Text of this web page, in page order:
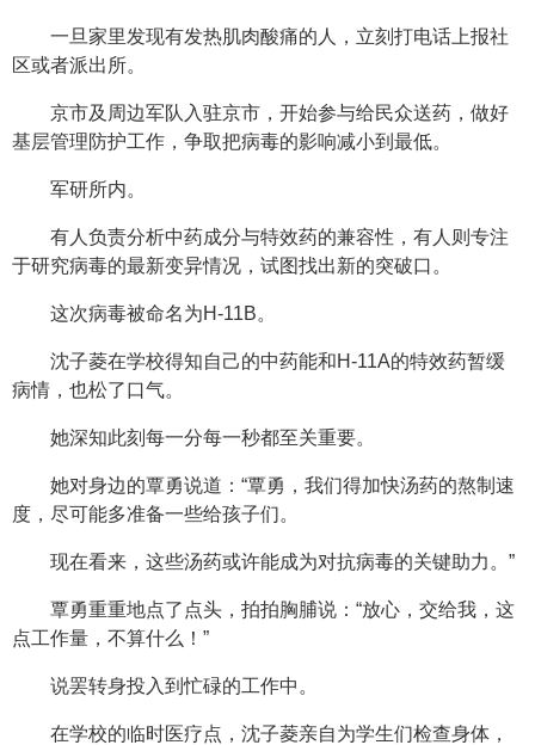
一旦家里发现有发热肌肉酸痛的人，立刻打电话上报社
区或者派出所。
京市及周边军队入驻京市，开始参与给民众送药，做好
基层管理防护工作，争取把病毒的影响减小到最低。
军研所内。
有人负责分析中药成分与特效药的兼容性，有人则专注
于研究病毒的最新变异情况，试图找出新的突破口。
这次病毒被命名为H-11B。
沈子菱在学校得知自己的中药能和H-11A的特效药暂缓
病情，也松了口气。
她深知此刻每一分每一秒都至关重要。
她对身边的覃勇说道：“覃勇，我们得加快汤药的熬制速
度，尽可能多准备一些给孩子们。
现在看来，这些汤药或许能成为对抗病毒的关键助力。”
覃勇重重地点了点头，拍拍胸脯说：“放心，交给我，这
点工作量，不算什么！”
说罢转身投入到忙碌的工作中。
在学校的临时医疗点，沈子菱亲自为学生们检查身体，